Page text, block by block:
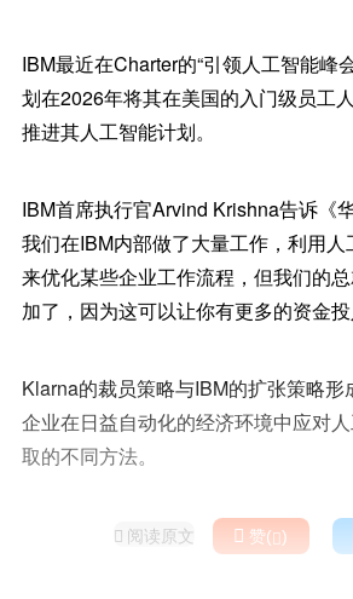
IBM最近在Charter的“引领人工智能峰
划在2026年将其在美国的入门级员工
推进其人工智能计划。
IBM首席执行官Arvind Krishna告诉《
我们在IBM内部做了大量工作，利用
来优化某些企业工作流程，但我们的
加了，因为这可以让你有更多的资金
Klarna的裁员策略与IBM的扩张策略形
企业在日益自动化的经济环境中应对
取的不同方法。
 阅读原文  赞()